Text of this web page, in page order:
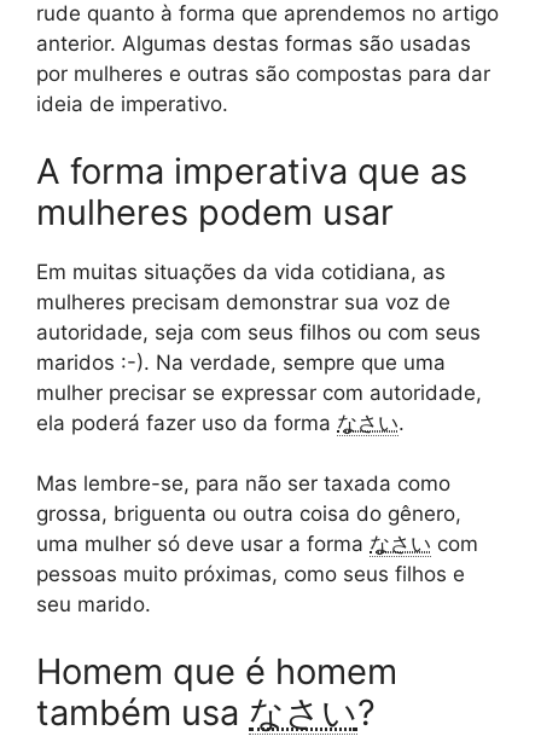
rude quanto à forma que aprendemos no artigo
anterior. Algumas destas formas são usadas
por mulheres e outras são compostas para dar
ideia de imperativo.
A forma imperativa que as
mulheres podem usar
Em muitas situações da vida cotidiana, as
mulheres precisam demonstrar sua voz de
autoridade, seja com seus filhos ou com seus
maridos :-). Na verdade, sempre que uma
mulher precisar se expressar com autoridade,
ela poderá fazer uso da forma なさい.
Mas lembre-se, para não ser taxada como
grossa, briguenta ou outra coisa do gênero,
uma mulher só deve usar a forma なさい com
pessoas muito próximas, como seus filhos e
seu marido.
Homem que é homem
também usa なさい?